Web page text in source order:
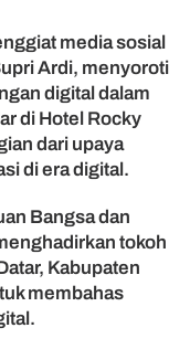
media sosial
Ardi, menyoroti
digital dalam
di Hotel Rocky
dari upaya
di era digital.
Bangsa dan
tokoh
Kabupaten
membahas